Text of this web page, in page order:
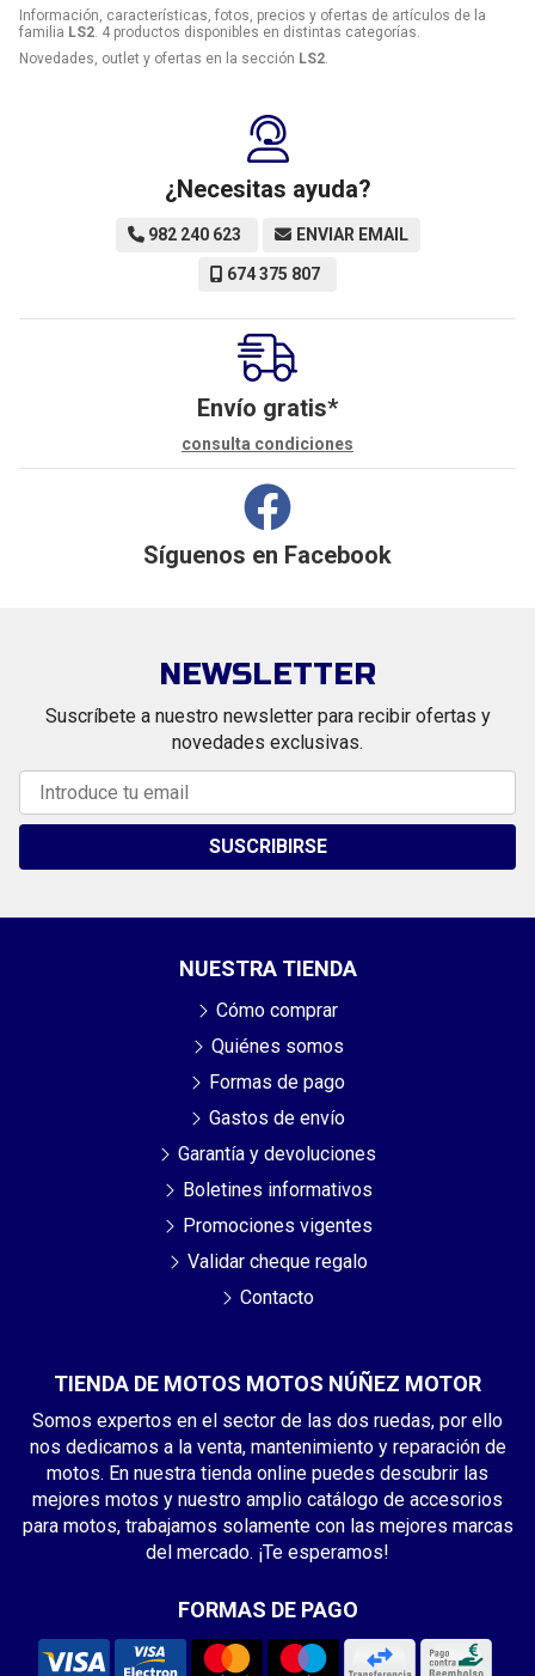
Información, características, fotos, precios y ofertas de artículos de la
familia LS2. 4 productos disponibles en distintas categorías.
Novedades, outlet y ofertas en la sección LS2.
¿Necesitas ayuda?
982 240 623 ENVIAR EMAIL
674 375 807
Envío gratis*
consulta condiciones
Síguenos en Facebook
NEWSLETTER
Suscríbete a nuestro newsletter para recibir ofertas y
novedades exclusivas.
SUSCRIBIRSE
TIENDA DE MOTOS MOTOS NÚÑEZ MOTOR
Somos expertos en el sector de las dos ruedas, por ello
nos dedicamos a la venta, mantenimiento y reparación de
motos. En nuestra tienda online puedes descubrir las
mejores motos y nuestro amplio catálogo de accesorios
para motos, trabajamos solamente con las mejores marcas
del mercado. ¡Te esperamos!
FORMAS DE PAGO
NUESTRA TIENDA
Cómo comprar
Quiénes somos
Formas de pago
Gastos de envío
Garantía y devoluciones
Boletines informativos
Promociones vigentes
Validar cheque regalo
Contacto